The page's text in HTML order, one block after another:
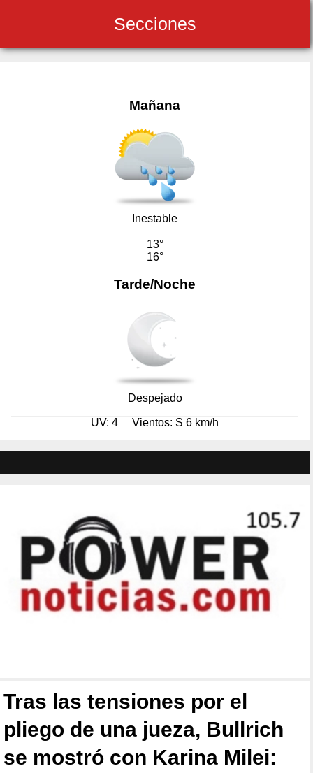
Secciones
Mañana
Inestable
13°
16°
Tarde/Noche
Despejado
UV: 4 Vientos: S 6 km/h
Tras las tensiones por el
pliego de una jueza, Bullrich
se mostró con Karina Milei: